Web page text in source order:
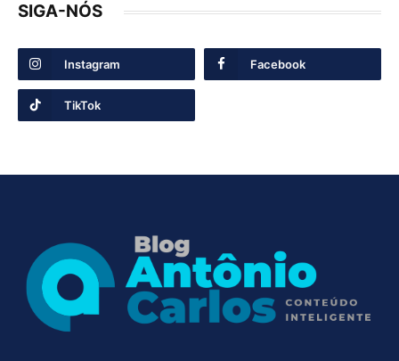
SIGA-NÓS
Instagram Facebook
TikTok